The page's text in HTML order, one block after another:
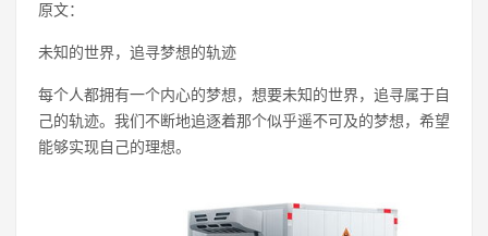
原文：
未知的世界，追寻梦想的轨迹
每个人都拥有一个内心的梦想，想要未知的世界，追寻属于自
己的轨迹。我们不断地追逐着那个似乎遥不可及的梦想，希望
能够实现自己的理想。